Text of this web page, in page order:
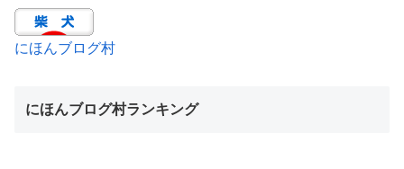
にほんブログ村
にほんブログ村ランキング